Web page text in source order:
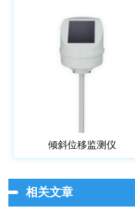
倾斜位移监测仪
相关文章